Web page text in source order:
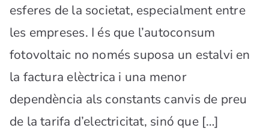
esferes de la societat, especialment entre
les empreses. I és que l’autoconsum
fotovoltaic no només suposa un estalvi en
la factura elèctrica i una menor
dependència als constants canvis de preu
de la tarifa d’electricitat, sinó que […]